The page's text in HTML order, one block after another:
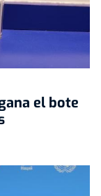
el bote